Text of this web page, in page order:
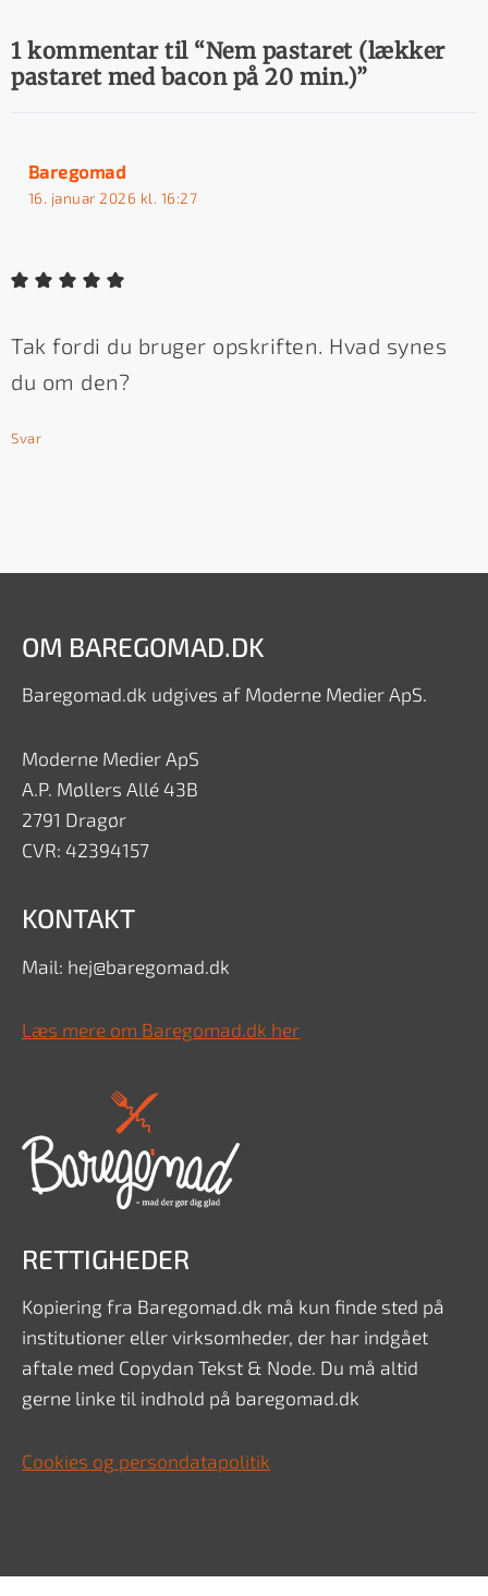
1 kommentar til “Nem pastaret (lækker
pastaret med bacon på 20 min.)”
Baregomad
16. januar 2026 kl. 16:27
Tak fordi du bruger opskriften. Hvad synes
du om den?
Svar
OM BAREGOMAD.DK
Baregomad.dk udgives af Moderne Medier ApS.
Moderne Medier ApS
A.P. Møllers Allé 43B
2791 Dragør
CVR: 42394157
KONTAKT
Mail: hej@baregomad.dk
Læs mere om Baregomad.dk her
RETTIGHEDER
Kopiering fra Baregomad.dk må kun finde sted på
institutioner eller virksomheder, der har indgået
aftale med Copydan Tekst & Node. Du må altid
gerne linke til indhold på baregomad.dk
Cookies og persondatapolitik